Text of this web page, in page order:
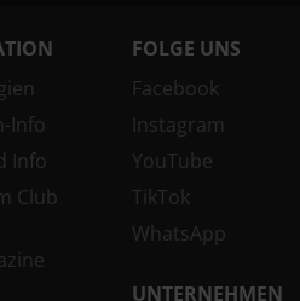
Info
Info
Club
FOLGE UNS
Facebook
Instagram
YouTube
TikTok
WhatsApp
UNTERNEHMEN